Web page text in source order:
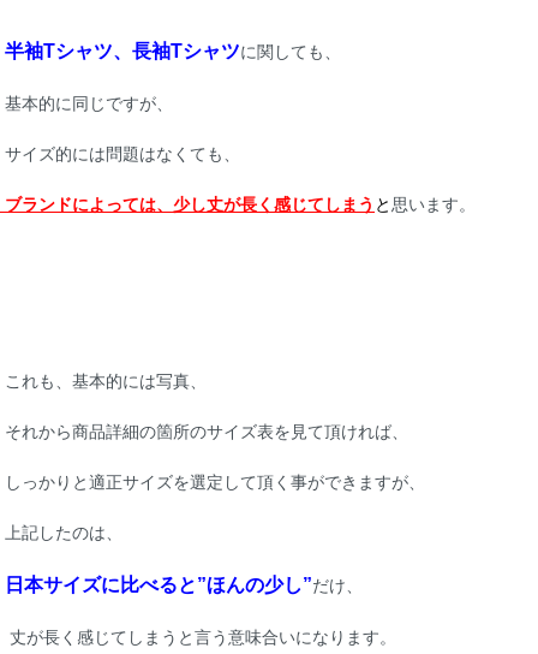
半袖Tシャツ、長袖Tシャツに関しても、
基本的に同じですが、
サイズ的には問題はなくても、
ブランドによっては、少し丈が長く感じてしまう と 思います。
これも、基本的には写真、
それから商品詳細の箇所のサイズ表を見て頂ければ、
しっかりと適正サイズを選定して頂く事ができますが、
上記したのは、
日本サイズに比べると”ほんの少し”だけ、
丈が長く感じてしまうと言う意味合いになります。